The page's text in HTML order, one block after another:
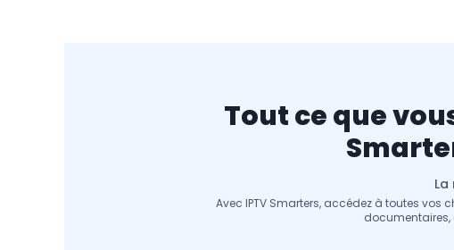
Tout ce que
Avec IPTV Smarters, accédez à toutes
documentaires,